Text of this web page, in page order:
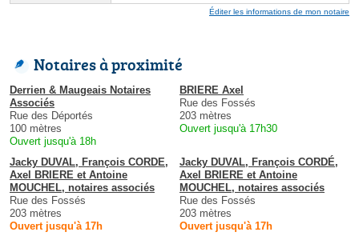
Éditer les informations de mon notaire
Notaires à proximité
Derrien & Maugeais Notaires
Associés
Rue des Déportés
100 mètres
Ouvert jusqu'à 18h
BRIERE Axel
Rue des Fossés
203 mètres
Ouvert jusqu'à 17h30
Jacky DUVAL, François CORDE,
Axel BRIERE et Antoine
MOUCHEL, notaires associés
Rue des Fossés
203 mètres
Ouvert jusqu'à 17h
Jacky DUVAL, François CORDÉ,
Axel BRIERE et Antoine
MOUCHEL, notaires associés
Rue des Fossés
203 mètres
Ouvert jusqu'à 17h